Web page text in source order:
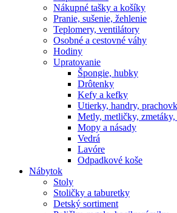
Nákupné tašky a košíky
Pranie, sušenie, žehlenie
Teplomery, ventilátory
Osobné a cestovné váhy
Hodiny
Upratovanie
Špongie, hubky
Drôtenky
Kefy a kefky
Utierky, handry,
Metly, metličky,
Mopy a násady
Vedrá
Lavóre
Odpadkové koše
Nábytok
Stoly
Stoličky a taburetky
Detský sortiment